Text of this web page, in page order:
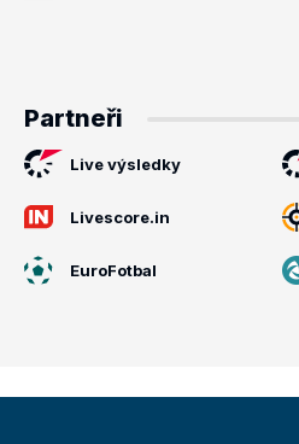
Partneři
Live výsledky
Livescore.in
EuroFotbal